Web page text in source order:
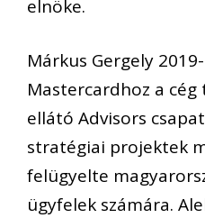
elnöke.
Márkus Gergely
Mastercardhoz a
ellátó Advisors
stratégiai projektek
felügyelte
ügyfelek számára.